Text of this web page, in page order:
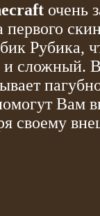
очень
Рубика,
и сложный.
Вам
своему